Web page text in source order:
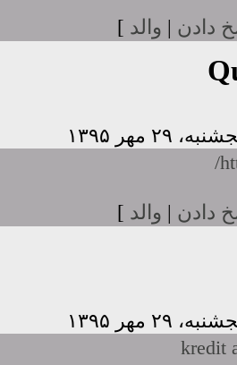
دادن | والد ]
دادن | والد ]
kredit